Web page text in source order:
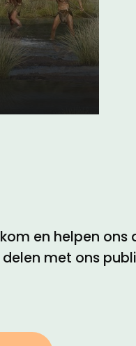
van
en helpen ons
met ons